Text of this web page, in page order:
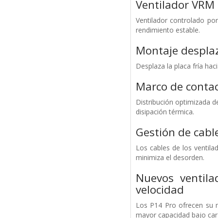
Ventilador
Ventilador controlado
rendimiento estable.
Montaje
Desplaza la placa fría
Marco de
Distribución optimizada
disipación térmica.
Gestión de
Los cables de los
minimiza el desorden.
Nuevos
velocidad
Los P14 Pro ofrecen su
mayor capacidad bajo